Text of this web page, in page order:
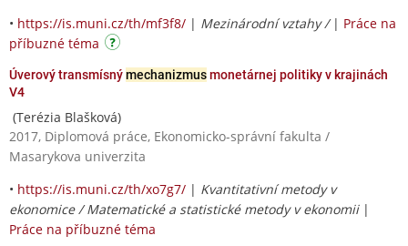
• https://is.muni.cz/th/mf3f8/ | Mezinárodní vztahy / | Práce na
příbuzné téma
Úverový transmísnýmechanizmusmonetárnej politiky v krajinách
V4
(Terézia Blašková)
2017, Diplomová práce, Ekonomicko-správní fakulta /
Masarykova univerzita
• https://is.muni.cz/th/xo7g7/ | Kvantitativní metody v
ekonomice / Matematické a statistické metody v ekonomii|
Práce na příbuzné téma